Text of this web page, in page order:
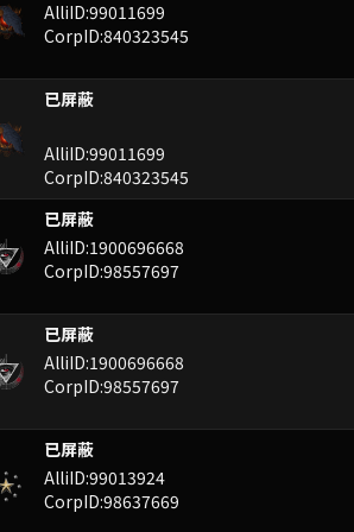
AlliID:99011699
CorpID:840323545
已屏蔽
AlliID:99011699
CorpID:840323545
已屏蔽
AlliID:1900696668
CorpID:98557697
已屏蔽
AlliID:1900696668
CorpID:98557697
已屏蔽
AlliID:99013924
CorpID:98637669